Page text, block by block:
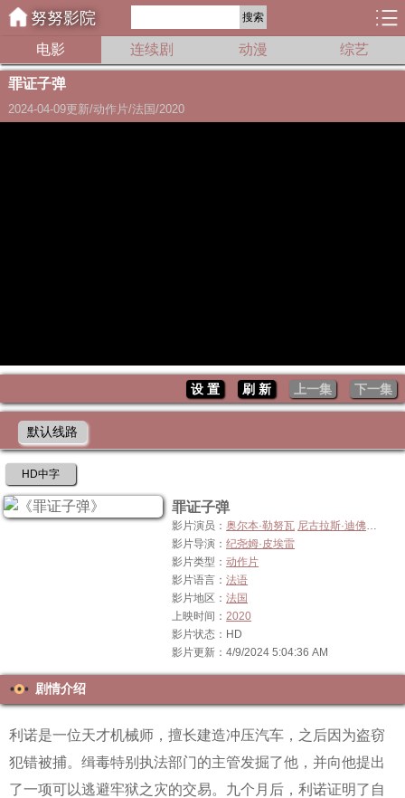
努努影院 搜索
电影 连续剧 动漫 综艺
罪证子弹
2024-04-09更新/动作片/法国/2020
设 置 刷 新 上一集 下一集
默认线路
HD中字
罪证子弹
影片演员：奥尔本·勒努瓦 尼古拉斯·迪佛休尔
影片导演：纪尧姆·皮埃雷
影片类型：动作片
影片语言：法语
影片地区：法国
上映时间：2020
影片状态：HD
影片更新：4/9/2024 5:04:36 AM
剧情介绍
利诺是一位天才机械师，擅长建造冲压汽车，之后因为盗窃
犯错被捕。缉毒特别执法部门的主管发掘了他，并向他提出
了一项可以逃避牢狱之灾的交易。九个月后，利诺证明了自